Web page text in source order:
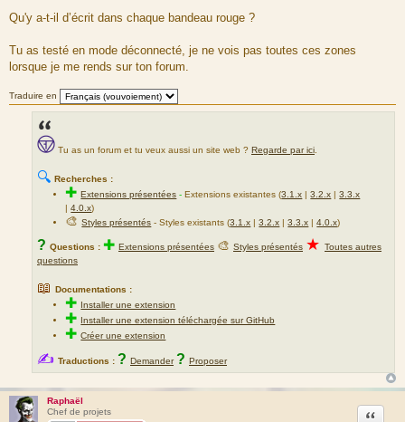
e
Qu'y a-t-il d’écrit dans chaque bandeau rouge ?
Tu as testé en mode déconnecté, je ne vois pas toutes ces zones
lorsque je me rends sur ton forum.
Traduire en
Tu as un forum et tu veux aussi un site web ? Regarde par ici
🔍 Recherches :
✚Extensions présentées -Extensions existantes (3.1.x |3.2.x |3.3.x
|4.0.x)
🎨Styles présentés - Styles existants (3.1.x |3.2.x |3.3.x |4.0.x)
? Questions : ✚ Extensions présentées 🎨 Styles présentés ★ Toutes autres
questions
📖 Documentations :
✚ Installer une extension
✚ Installer une extension téléchargée sur GitHub
✚Créer une extension
✍ Traductions : ? Demander ? Proposer
Raphaël
Chef de projets
Citation